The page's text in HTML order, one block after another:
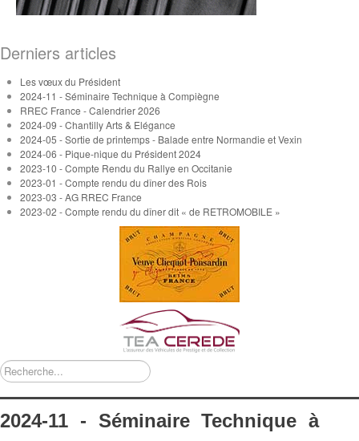
Derniers articles
Les vœux du Président
2024-11 - Séminaire Technique à Compiègne
RREC France - Calendrier 2026
2024-09 - Chantilly Arts & Elégance
2024-05 - Sortie de printemps - Balade entre Normandie et Vexin
2024-06 - Pique-nique du Président 2024
2023-10 - Compte Rendu du Rallye en Occitanie
2023-01 - Compte rendu du dîner des Rois
2023-03 - AG RREC France
2023-02 - Compte rendu du dîner dit « de RETROMOBILE »
Rechercher
2024-11 - Séminaire Technique à